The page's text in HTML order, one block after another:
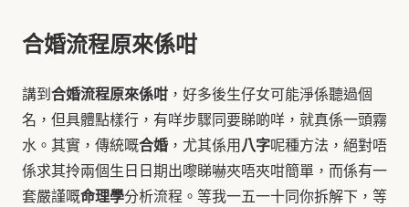
合婚流程原來係咁
講到合婚流程原來係咁 ，好多後生仔女可能淨係聽過個
名，但具體點樣行，有咩步驟同要睇啲咩，就真係一頭霧
水。其實，傳統嘅合婚 ，尤其係用八字呢種方法，絕對唔
係求其拎兩個生日日期出嚟睇嚇夾唔夾咁簡單，而係有一
套嚴謹嘅命理學分析流程。等我一五一十同你拆解下，等